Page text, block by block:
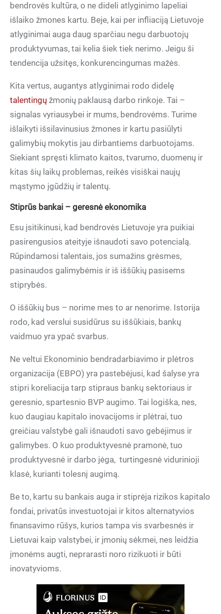
bendrovės kultūra, o ne dideli atlyginimo lapeliai
išlaiko žmones kartu. Beje, kai per infliaciją Lietuvoje
atlyginimai auga daug sparčiau negu darbuotojų
produktyvumas, tai kelia šiek tiek nerimo. Jeigu ši
tendencija užsitęs, konkurencingumas mažės.
Kita vertus, augantys atlyginimai rodo didelę
talentingų žmonių paklausą darbo rinkoje. Tai –
signalas vyriausybei ir mums, bendrovėms. Turime
išlaikyti išsilavinusius žmones ir kartu pasiūlyti
galimybių mokytis jau dirbantiems darbuotojams.
Siekiant spręsti klimato kaitos, tvarumo, duomenų ir
kitas šių laikų problemas, reikės visiškai naujų
mąstymo įgūdžių ir talentų.
Stiprūs bankai – geresnė ekonomika
Esu įsitikinusi, kad bendrovės Lietuvoje yra puikiai
pasirengusios ateityje išnaudoti savo potencialą.
Rūpindamosi talentais, jos sumažins grėsmes,
pasinaudos galimybėmis ir iš iššūkių pasisems
stiprybės.
O iššūkių bus – norime mes to ar nenorime. Istorija
rodo, kad verslui susidūrus su iššūkiais, bankų
vaidmuo yra ypač svarbus.
Ne veltui Ekonominio bendradarbiavimo ir plėtros
organizacija (EBPO) yra pastebėjusi, kad šalyse yra
stipri koreliacija tarp stipraus bankų sektoriaus ir
geresnio, spartesnio BVP augimo. Tai logiška, nes,
kuo daugiau kapitalo inovacijoms ir plėtrai, tuo
greičiau valstybė gali išnaudoti savo gebėjimus ir
galimybes. O kuo produktyvesnė pramonė, tuo
produktyvesnė ir darbo jėga, turtingesnė vidurinioji
klasė, kurianti tolesnį augimą.
Be to, kartu su bankais auga ir stiprėja rizikos kapitalo
fondai, privatūs investuotojai ir kitos alternatyvios
finansavimo rūšys, kurios tampa vis svarbesnės ir
Lietuvai kaip valstybei, ir įmonių sėkmei, nes leidžia
įmonėms augti, neprarasti noro rizikuoti ir būti
inovatyvioms.